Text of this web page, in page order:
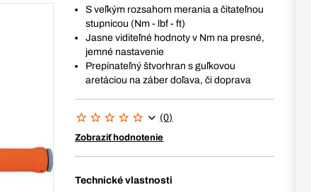
S veľkým rozsahom merania a čitateľnou
stupnicou (Nm - lbf - ft)
Jasne viditeľné hodnoty v Nm na presné,
jemné nastavenie
Prepínateľný štvorhran s guľkovou
aretáciou na záber doľava, či doprava
(0)
Zobraziť hodnotenie
Technické vlastnosti